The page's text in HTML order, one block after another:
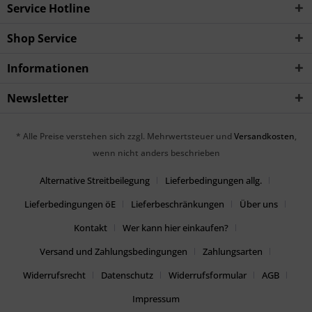
Service Hotline
Shop Service
Informationen
Newsletter
* Alle Preise verstehen sich zzgl. Mehrwertsteuer und Versandkosten,
wenn nicht anders beschrieben
Alternative Streitbeilegung
Lieferbedingungen allg.
Lieferbedingungen öE
Lieferbeschränkungen
Über uns
Kontakt
Wer kann hier einkaufen?
Versand und Zahlungsbedingungen
Zahlungsarten
Widerrufsrecht
Datenschutz Widerrufsformular
AGB
Impressum